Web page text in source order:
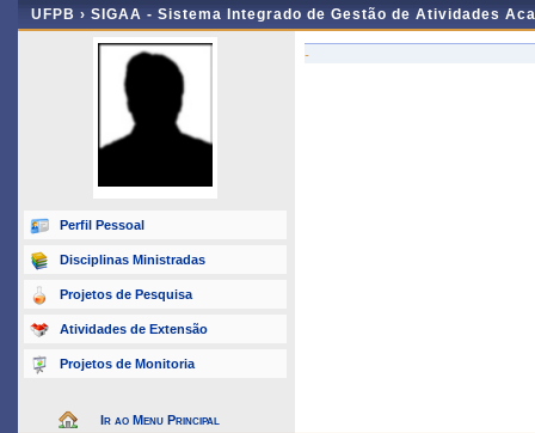
UFPB › SIGAA - Sistema Integrado de Gestão de Atividades
Perfil Pessoal
Disciplinas Ministradas
Projetos de Pesquisa
Atividades de Extensão
Projetos de Monitoria
Ir ao Menu Principal
-